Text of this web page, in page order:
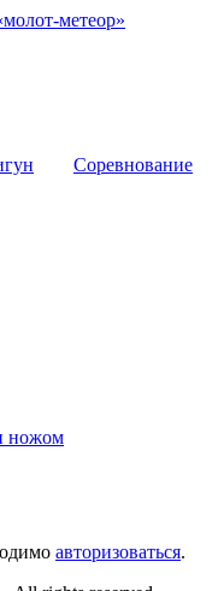
метеор»
Соревнование
ножом
авторизоваться.